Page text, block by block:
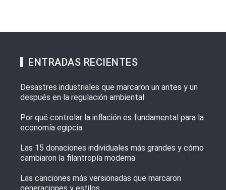
ENTRADAS RECIENTES
Desastres industriales que marcaron un antes y un
después en la regulación ambiental
Por qué controlar la inflación es fundamental para la
economía egipcia
Las 15 donaciones individuales más grandes y cómo
cambiaron la filantropía moderna
Las canciones más versionadas que marcaron